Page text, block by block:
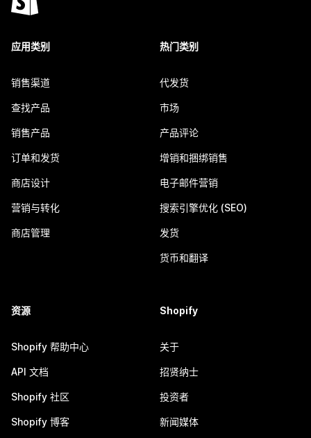
应用类别
销售渠道
查找产品
销售产品
订单和发货
商店设计
营销与转化
商店管理
热门类别
代发货
市场
产品评论
增销和捆绑销售
电子邮件营销
搜索引擎优化 (SEO)
发货
货币和翻译
资源
Shopify 帮助中心
API 文档
Shopify 社区
Shopify 博客
Shopify
关于
招贤纳士
投资者
新闻媒体